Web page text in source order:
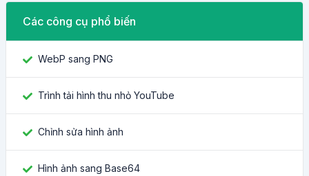
Các công cụ phổ biến
WebP sang PNG
Trình tải hình thu nhỏ YouTube
Chỉnh sửa hình ảnh
Hình ảnh sang Base64